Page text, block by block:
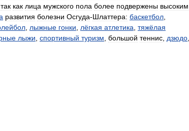
так как лица мужского пола более подвержены высоким
развития болезни Осгуда-Шлаттера: баскетбол
лыжные гонки лёгкая атлетика тяжёлая
лыжи спортивный туризм большой теннис дзюдо